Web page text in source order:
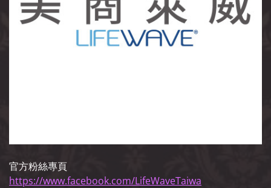
官方粉絲專頁
https://www.facebook.com/LifeWaveTaiwa